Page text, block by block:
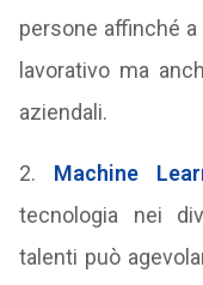
persone affinché
lavorativo ma
aziendali.
2. Machine
tecnologia nei
talenti può